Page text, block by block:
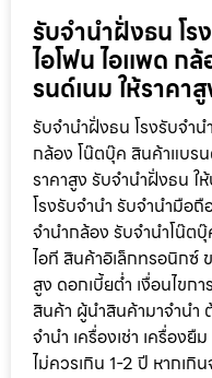
รับจำนำฝั่งธน โ
ไอโฟน ไอแพด ก
รนด์เนม ให้ราคา
รับจำนำฝั่งธน โรงรับจำ
กล้อง โน๊ตบุ๊ค สินค้าแบร
ราคาสูง รับจำนำฝั่งธน ใ
โรงรับจำนำ รับจำนำมือ
จำนำกล้อง รับจำนำโน๊ต
ไอที สินค้าอิเล็กทรอนิกซ์
สูง ดอกเบี้ยต่ำ เงื่อนไขก
สินค้า ผู้นำสินค้ามาจำนำ
จำนำ เครื่องเช่า เครื่อง
ไม่ควรเกิน 1-2 ปี หากเกิ